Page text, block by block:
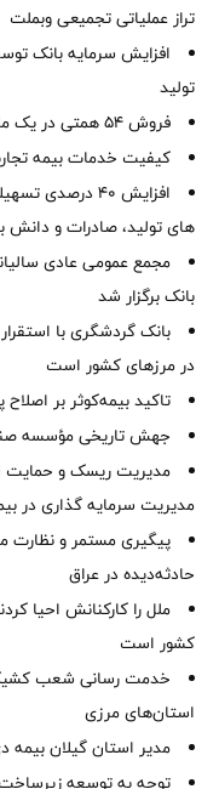
تراز عملیاتی تجمیعی وبملت
افزایش سرمایه بانک
تولید
فروش 54 همتی در یک ماه و عبور درآمد سه‌ماهه از 81 همت
کیفیت خدمات بیمه
افزایش 40
های تولید، صادرات و دانش
مجمع عمومی عادی
بانک برگزار شد
بانک گردشگری با
در مرزهای کشور است
تاکید بیمه‌کوثر بر
جهش تاریخی مؤسسه
مدیریت ریسک و حمایت
مدیریت سرمایه گذاری در
پیگیری مستمر و نظارت
حادثه‌دیده در عراق
ملل را کارکنانش احیا
کشور است
خدمت رسانی شعب کشیک
استان‌‌های مرزی
‌مدیر استان گیلان
توجه به توسعه